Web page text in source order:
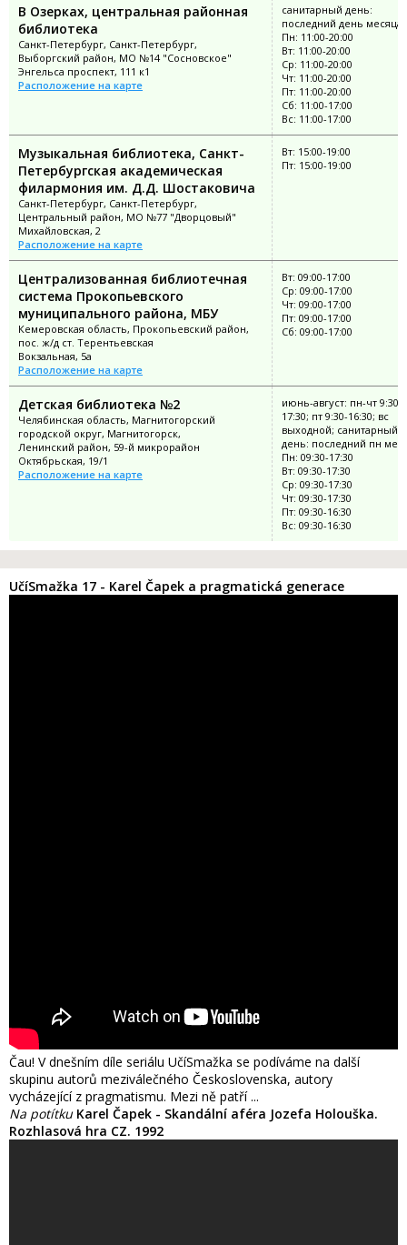
В Озерках, центральная районная
библиотека
Санкт-Петербург, Санкт-Петербург,
Выборгский район, МО №14 "Сосновское"
Энгельса проспект, 111 к1
Расположение на карте
санитарный день:
последний день месяца
Пн: 11:00-20:00
Вт: 11:00-20:00
Ср: 11:00-20:00
Чт: 11:00-20:00
Пт: 11:00-20:00
Сб: 11:00-17:00
Вс: 11:00-17:00
Музыкальная библиотека, Санкт-
Петербургская академическая
филармония им. Д.Д. Шостаковича
Санкт-Петербург, Санкт-Петербург,
Центральный район, МО №77 "Дворцовый"
Михайловская, 2
Расположение на карте
Вт: 15:00-19:00
Пт: 15:00-19:00
Централизованная библиотечная
система Прокопьевского
муниципального района, МБУ
Кемеровская область, Прокопьевский район,
пос. ж/д ст. Терентьевская
Вокзальная, 5а
Расположение на карте
Вт: 09:00-17:00
Ср: 09:00-17:00
Чт: 09:00-17:00
Пт: 09:00-17:00
Сб: 09:00-17:00
Детская библиотека №2
Челябинская область, Магнитогорский
городской округ, Магнитогорск,
Ленинский район, 59-й микрорайон
Октябрьская, 19/1
Расположение на карте
июнь-август: пн-чт 9:30-
17:30; пт 9:30-16:30; вс
выходной; санитарный
день: последний пн
Пн: 09:30-17:30
Вт: 09:30-17:30
Ср: 09:30-17:30
Чт: 09:30-17:30
Пт: 09:30-16:30
Вс: 09:30-16:30
UčíSmažka 17 - Karel Čapek a pragmatická generace
Čau! V dnešním díle seriálu UčíSmažka se podíváme na další
skupinu autorů meziválečného Československa, autory
vycházející z pragmatismu. Mezi ně patří ...
Na potítku Karel Čapek - Skandální aféra Jozefa Holouška.
Rozhlasová hra CZ. 1992